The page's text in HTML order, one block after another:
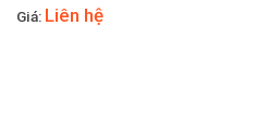
Giá: Liên hệ